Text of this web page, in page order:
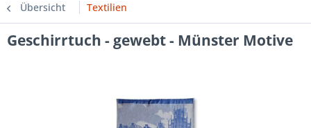
Übersicht Textilien
Geschirrtuch - gewebt - Münster Motive